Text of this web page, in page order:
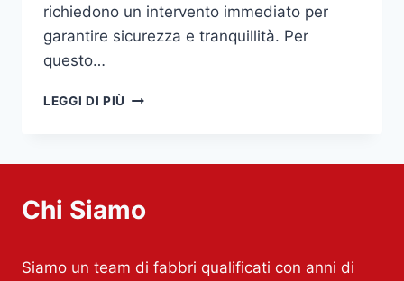
richiedono un intervento immediato per
garantire sicurezza e tranquillità. Per
questo…
LEGGI DI PIÙ FABBRO
Chi Siamo
Siamo un team di fabbri qualificati con anni di